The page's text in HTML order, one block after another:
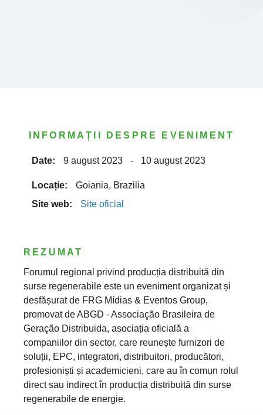
INFORMAȚII DESPRE EVENIMENT
Date: 9 august 2023 - 10 august 2023
Locație:
Goiania, Brazilia
Site web:
Site oficial
REZUMAT
Forumul regional privind producția distribuită din
surse regenerabile este un eveniment organizat și
desfășurat de FRG Mídias & Eventos Group,
promovat de ABGD - Associação Brasileira de
Geração Distribuida, asociația oficială a
companiilor din sector, care reunește furnizori de
soluții, EPC, integratori, distribuitori, producători,
profesioniști și academicieni, care au în comun rolul
direct sau indirect în producția distribuită din surse
regenerabile de energie.